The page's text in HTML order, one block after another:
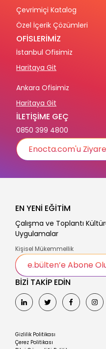
Çevrimiçi Katalog
Özel İçerik Çözümleri
OFİSLERİMİZ
İstanbul Ofisimiz
Haritaya Git
Ankara Ofisimiz
Haritaya Git
İLETİŞİME GEÇ
0850 399 4800
Enocta.com'u
BİZİ TAKİP EDİN
Gizlilik Politikası
Çerez Politikası
EN YENİ EĞİTİM
Çalışma ve Toplantı
Uygulamalar
Kişisel Mükemmellik
e.bülten’e Abone